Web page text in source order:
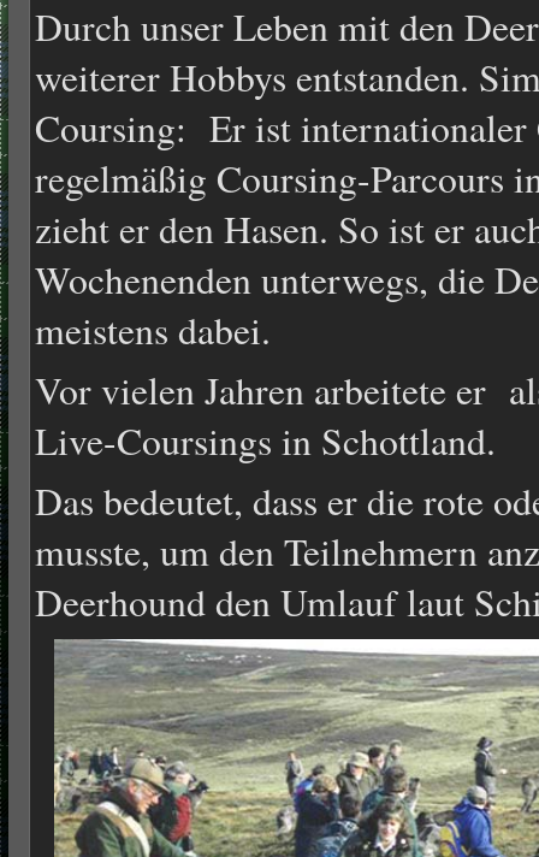
Durch unser Leben mit den
weiterer Hobbys entstanden.
Coursing: Er ist internationaler
regelmäßig Coursing-Parcours
zieht er den Hasen. So ist er
Wochenenden unterwegs, die
meistens dabei.
Vor vielen Jahren arbeitete er
Live-Coursings in Schottland.
Das bedeutet, dass er die rote
musste, um den Teilnehmern
Deerhound den Umlauf laut